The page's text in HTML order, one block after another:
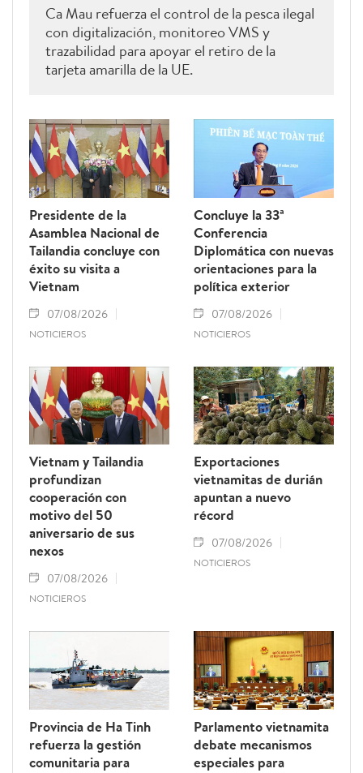
Ca Mau refuerza el control de la pesca ilegal
con digitalización, monitoreo VMS y
trazabilidad para apoyar el retiro de la
tarjeta amarilla de la UE.
Presidente de la
Asamblea Nacional de
Tailandia concluye con
éxito su visita a
Vietnam
07/08/2026
NOTICIEROS
Concluye la 33ª
Conferencia
Diplomática con nuevas
orientaciones para la
política exterior
07/08/2026
NOTICIEROS
Vietnam y Tailandia
profundizan
cooperación con
motivo del 50
aniversario de sus
nexos
07/08/2026
NOTICIEROS
Exportaciones
vietnamitas de durián
apuntan a nuevo
récord
07/08/2026
NOTICIEROS
Provincia de Ha Tinh
refuerza la gestión
comunitaria para
Parlamento vietnamita
debate mecanismos
especiales para